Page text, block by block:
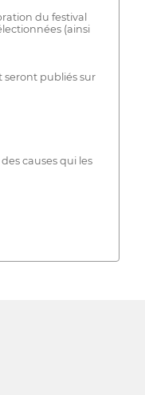
du festival
(ainsi
seront publiés sur
causes qui les